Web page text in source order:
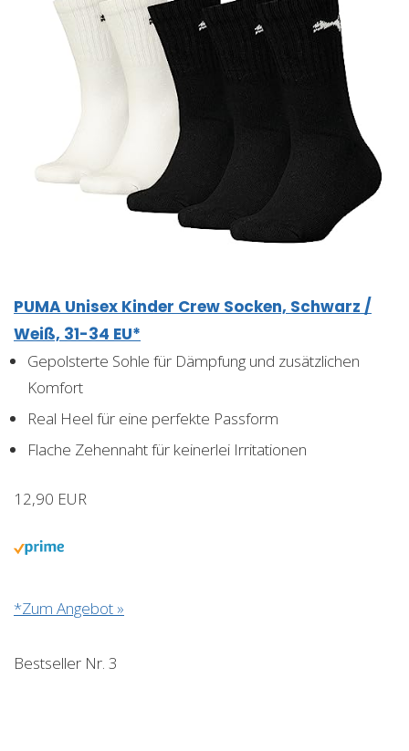
PUMA Unisex Kinder Crew Socken, Schwarz /
Weiß, 31-34 EU*
Gepolsterte Sohle für Dämpfung und zusätzlichen
Komfort
Real Heel für eine perfekte Passform
Flache Zehennaht für keinerlei Irritationen
12,90 EUR
*Zum Angebot »
Bestseller Nr. 3